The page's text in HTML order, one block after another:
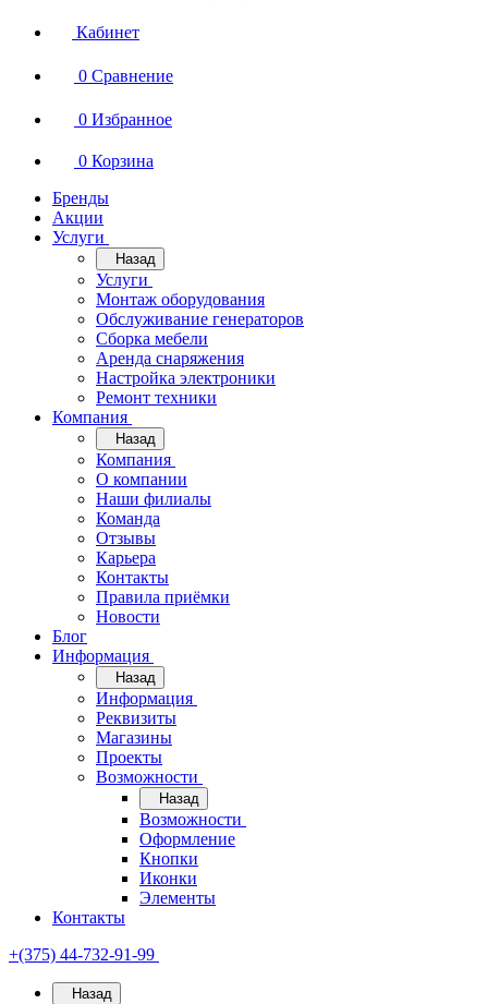
Кабинет
0 Сравнение
0 Избранное
0 Корзина
Бренды
Акции
Услуги
Назад
Услуги
Монтаж оборудования
Обслуживание генераторов
Сборка мебели
Аренда снаряжения
Настройка электроники
Ремонт техники
Компания
Назад
Компания
О компании
Наши филиалы
Команда
Отзывы
Карьера
Контакты
Правила приёмки
Новости
Блог
Информация
Назад
Информация
Реквизиты
Магазины
Проекты
Возможности
Назад
Возможности
Оформление
Кнопки
Иконки
Элементы
Контакты
+(375) 44-732-91-99
Назад